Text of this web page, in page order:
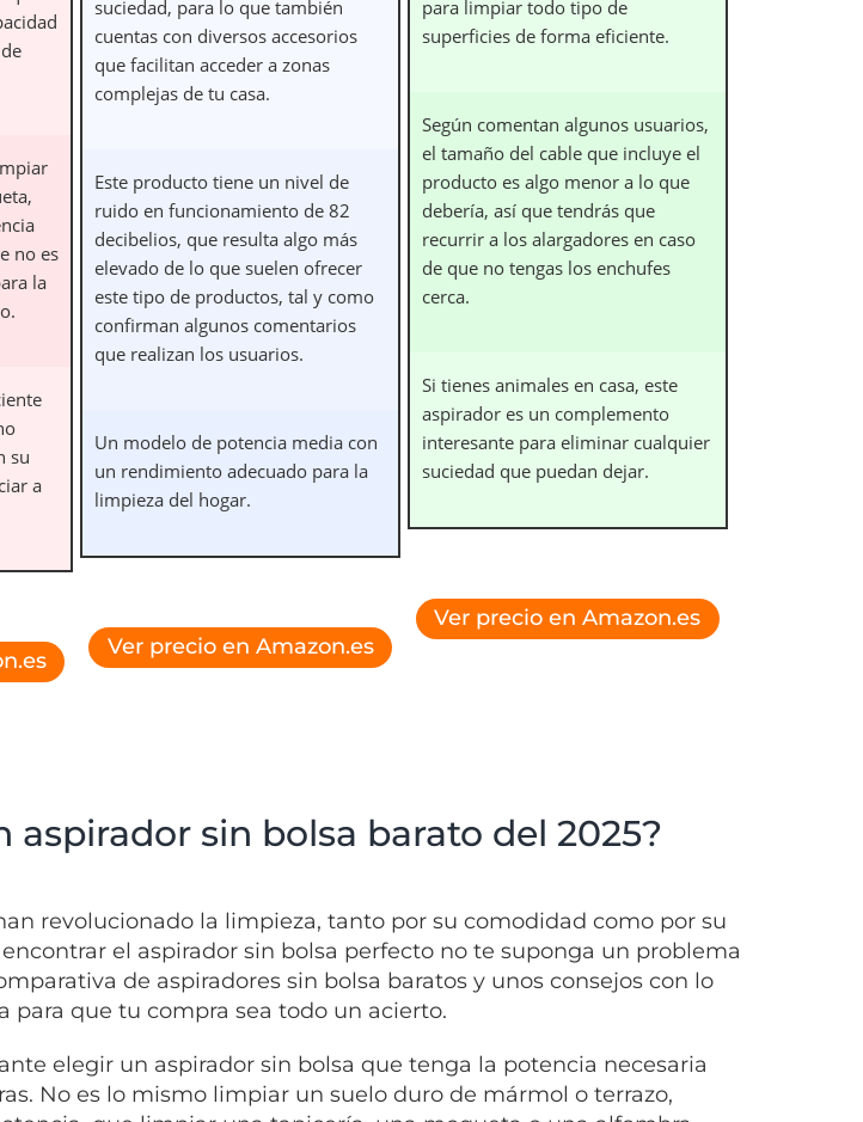
no es
la
su
a
suciedad, para lo que también
cuentas con diversos accesorios
que facilitan acceder a zonas
complejas de tu casa.
Este producto tiene un nivel de
ruido en funcionamiento de 82
decibelios, que resulta algo más
elevado de lo que suelen ofrecer
este tipo de productos, tal y como
confirman algunos comentarios
que realizan los usuarios.
Un modelo de potencia media con
un rendimiento adecuado para la
limpieza del hogar.
Ver precio en Amazon.es
para limpiar todo tipo de
superficies de forma eficiente.
Según comentan algunos usuarios,
el tamaño del cable que incluye el
producto es algo menor a lo que
debería, así que tendrás que
recurrir a los alargadores en caso
de que no tengas los enchufes
cerca.
Si tienes animales en casa, este
aspirador es un complemento
interesante para eliminar cualquier
suciedad que puedan dejar.
Ver precio en Amazon.es
aspirador sin bolsa barato del 2025?
revolucionado la limpieza, tanto por su comodidad como por su
el aspirador sin bolsa perfecto no te suponga un problema
de aspiradores sin bolsa baratos y unos consejos con lo
para que tu compra sea todo un acierto.
elegir un aspirador sin bolsa que tenga la potencia necesaria
No es lo mismo limpiar un suelo duro de mármol o terrazo,